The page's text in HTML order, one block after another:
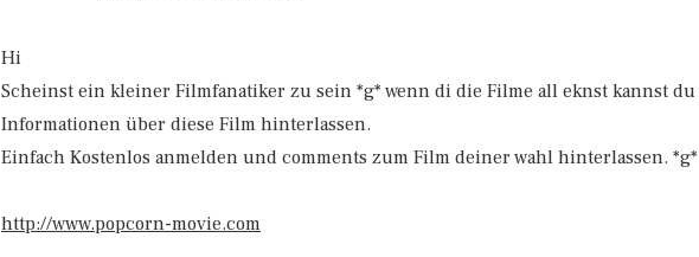
Hi
Scheinst ein kleiner Filmfanatiker zu sein *g* wenn di die Filme all eknst kannst
Informationen über diese Film hinterlassen.
Einfach Kostenlos anmelden und comments zum Film deiner wahl hinterlassen. *g*
http://www.popcorn-movie.com